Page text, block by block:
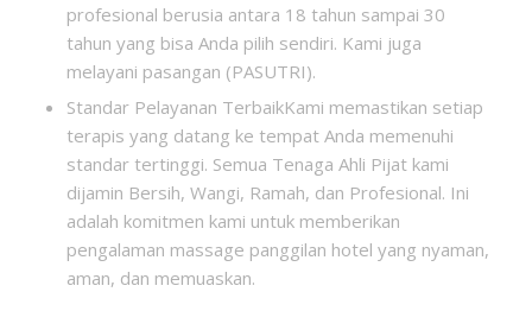
profesional berusia antara 18 tahun sampai 30
tahun yang bisa Anda pilih sendiri. Kami juga
melayani pasangan (PASUTRI).
Standar Pelayanan TerbaikKami memastikan setiap
terapis yang datang ke tempat Anda memenuhi
standar tertinggi. Semua Tenaga Ahli Pijat kami
dijamin Bersih, Wangi, Ramah, dan Profesional. Ini
adalah komitmen kami untuk memberikan
pengalaman massage panggilan hotel yang nyaman,
aman, dan memuaskan.